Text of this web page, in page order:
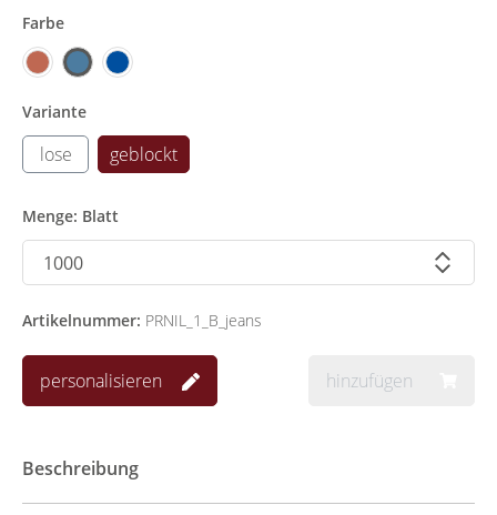
Farbe
Variante
lose geblockt
Menge: Blatt
Artikelnummer: PRNIL_1_B_jeans
personalisieren hinzufügen
Beschreibung